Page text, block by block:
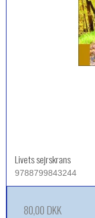
Livets sejrskrans
9788799843244
80,00 DKK